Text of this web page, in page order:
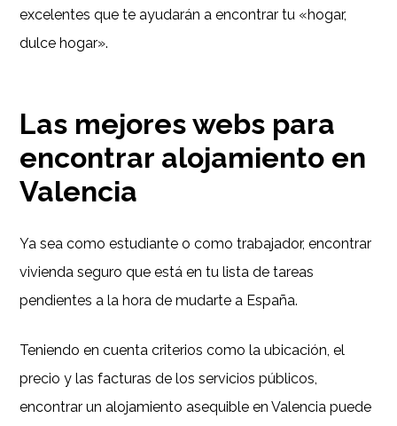
excelentes que te ayudarán a encontrar tu «hogar,
dulce hogar».
Las mejores webs para
encontrar alojamiento en
Valencia
Ya sea como estudiante o como trabajador, encontrar
vivienda seguro que está en tu lista de tareas
pendientes a la hora de mudarte a España.
Teniendo en cuenta criterios como la ubicación, el
precio y las facturas de los servicios públicos,
encontrar un alojamiento asequible en Valencia puede